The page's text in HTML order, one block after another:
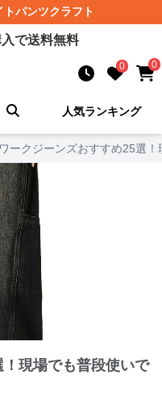
トパンツクラフト
で送料無料
0 0
人気ランキング
ワークジーンズおすすめ25選
現場でも普段使いで